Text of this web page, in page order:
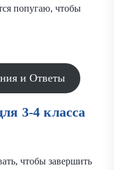
попугаю, чтобы
и Ответы
3-4 класса
чтобы завершить